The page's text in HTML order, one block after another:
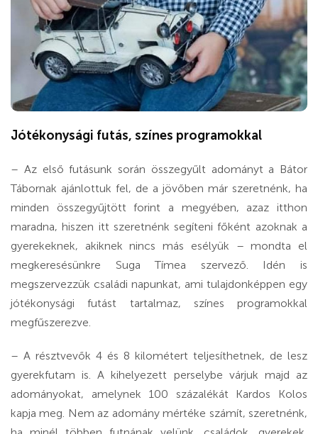
Jótékonysági futás, színes programokkal
– Az első futásunk során összegyűlt adományt a Bátor
Tábornak ajánlottuk fel, de a jövőben már szeretnénk, ha
minden összegyűjtött forint a megyében, azaz itthon
maradna, hiszen itt szeretnénk segíteni főként azoknak a
gyerekeknek, akiknek nincs más esélyük – mondta el
megkeresésünkre Suga Tímea szervező. Idén is
megszervezzük családi napunkat, ami tulajdonképpen egy
jótékonysági futást tartalmaz, színes programokkal
megfűszerezve.
– A résztvevők 4 és 8 kilométert teljesíthetnek, de lesz
gyerekfutam is. A kihelyezett perselybe várjuk majd az
adományokat, amelynek 100 százalékát Kardos Kolos
kapja meg. Nem az adomány mértéke számít, szeretnénk,